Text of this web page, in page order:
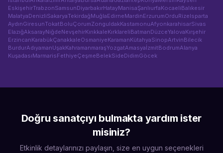
EskişehirTrabzonSamsunDiyarbakırHatayManisaŞanlıurfaKocaeliBalıkesir
MalatyaDenizliSakaryaTekirdağMuğlaEdirneMardinErzurumOrduRizeIsparta
AydınGiresunTokatBoluÇorumZonguldakKastamonuAfyonkarahisarSivas
ElazığAksarayNiğdeNevşehirKırıkkaleKırklareliBatmanDüzceYalovaKırşehir
ErzincanKarabükÇanakkaleOsmaniyeKaramanKütahyaSinopArtvinBilecik
BurdurAdıyamanUşakKahramanmaraşYozgatAmasyaİzmitBodrumAlanya
KuşadasıMarmarisFethiyeÇeşmeBelekSideDidimGöcek
Doğru sanatçıyı bulmakta yardım ister
misiniz?
Etkinlik detaylarınızı paylaşın, size en uygun seçenekleri